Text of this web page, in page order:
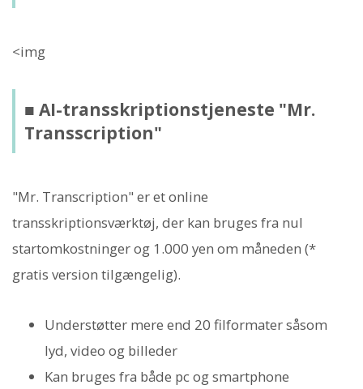
<img
■ AI-transskriptionstjeneste "Mr.
Transscription"
"Mr. Transcription" er et online
transskriptionsværktøj, der kan bruges fra nul
startomkostninger og 1.000 yen om måneden (*
gratis version tilgængelig).
Understøtter mere end 20 filformater såsom
lyd, video og billeder
Kan bruges fra både pc og smartphone